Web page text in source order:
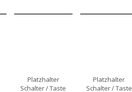
Platzhalter
Schalter / Taste
Platzhalter
Schalter / Taste